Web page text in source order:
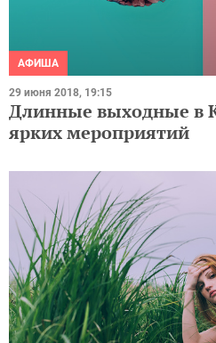
АФИША
29 июня 2018, 19:15
Длинные выходные в
ярких мероприятий